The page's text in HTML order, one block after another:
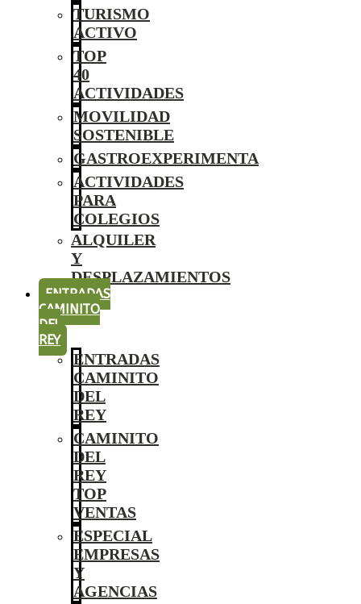
TURISMO
ACTIVO
TOP
40
ACTIVIDADES
MOVILIDAD
SOSTENIBLE
GASTROEXPERIMENTA
ACTIVIDADES
PARA
COLEGIOS
ALQUILER
Y
DESPLAZAMIENTOS
ENTRADAS
CAMINITO
DEL
REY
ENTRADAS
CAMINITO
DEL
REY
CAMINITO
DEL
REY
TOP
VENTAS
ESPECIAL
EMPRESAS
Y
AGENCIAS